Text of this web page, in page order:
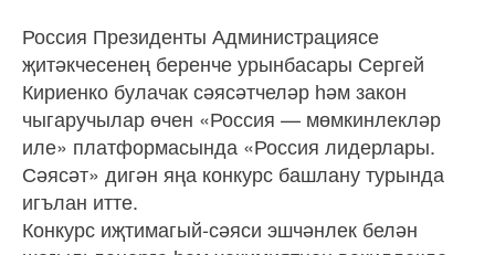
Россия Президенты Администрациясе
җитәкчесенең беренче урынбасары Сергей
Кириенко булачак сәясәтчеләр һәм закон
чыгаручылар өчен «Россия — мөмкинлекләр
иле» платформасында «Россия лидерлары.
Сәясәт» дигән яңа конкурс башлану турында
игълан итте.
Конкурс иҗтимагый-сәяси эшчәнлек белән